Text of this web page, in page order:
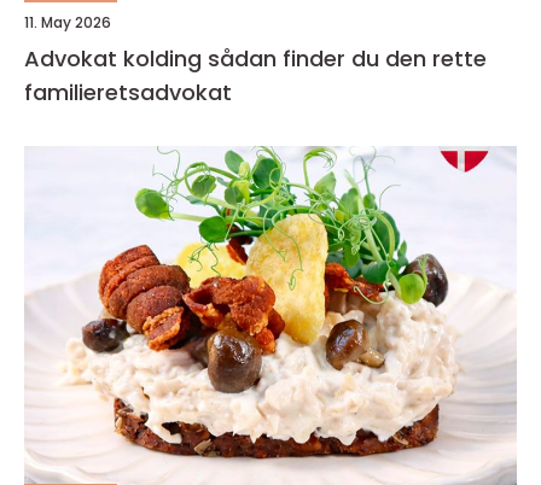
11. May 2026
Advokat kolding sådan finder du den rette
familieretsadvokat